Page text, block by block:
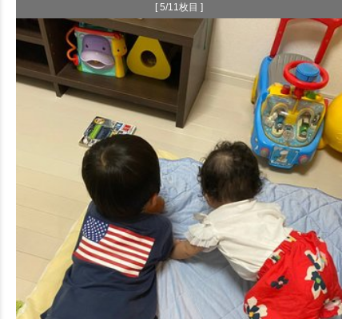
[ 5/11枚目 ]